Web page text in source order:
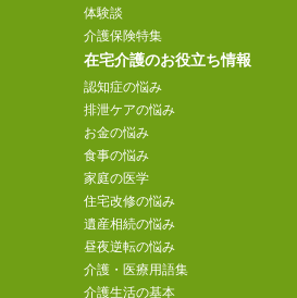
体験談
介護保険特集
在宅介護のお役立ち情報
認知症の悩み
排泄ケアの悩み
お金の悩み
食事の悩み
家庭の医学
住宅改修の悩み
遺産相続の悩み
昼夜逆転の悩み
介護・医療用語集
介護生活の基本